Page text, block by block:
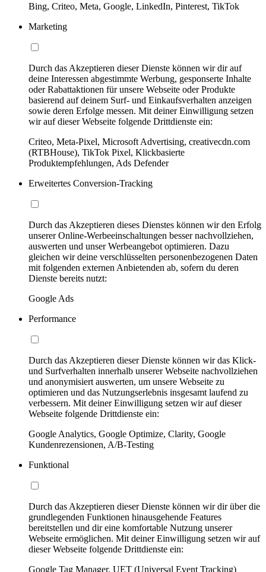
Bing, Criteo, Meta, Google, LinkedIn, Pinterest, TikTok
Marketing
Durch das Akzeptieren dieser Dienste können wir dir auf
deine Interessen abgestimmte Werbung, gesponserte Inhalte
oder Rabattaktionen für unsere Webseite oder Produkte
basierend auf deinem Surf- und Einkaufsverhalten anzeigen
sowie deren Erfolge messen. Mit deiner Einwilligung setzen
wir auf dieser Webseite folgende Drittdienste ein:
Criteo, Meta-Pixel, Microsoft Advertising, creativecdn.com
(RTBHouse), TikTok Pixel, Klickbasierte
Produktempfehlungen, Ads Defender
Erweitertes Conversion-Tracking
Durch das Akzeptieren dieses Dienstes können wir den Erfolg
unserer Online-Werbeeinschaltungen besser nachvollziehen,
auswerten und unser Werbeangebot optimieren. Dazu
gleichen wir deine verschlüsselten personenbezogenen Daten
mit folgenden externen Anbietenden ab, sofern du deren
Dienste bereits nutzt:
Google Ads
Performance
Durch das Akzeptieren dieser Dienste können wir das Klick-
und Surfverhalten innerhalb unserer Webseite nachvollziehen
und anonymisiert auswerten, um unsere Webseite zu
optimieren und das Nutzungserlebnis insgesamt laufend zu
verbessern. Mit deiner Einwilligung setzen wir auf dieser
Webseite folgende Drittdienste ein:
Google Analytics, Google Optimize, Clarity, Google
Kundenrezensionen, A/B-Testing
Funktional
Durch das Akzeptieren dieser Dienste können wir dir über die
grundlegenden Funktionen hinausgehende Features
bereitstellen und dir eine komfortable Nutzung unserer
Webseite ermöglichen. Mit deiner Einwilligung setzen wir auf
dieser Webseite folgende Drittdienste ein:
Google Tag Manager, UET (Universal Event Tracking)